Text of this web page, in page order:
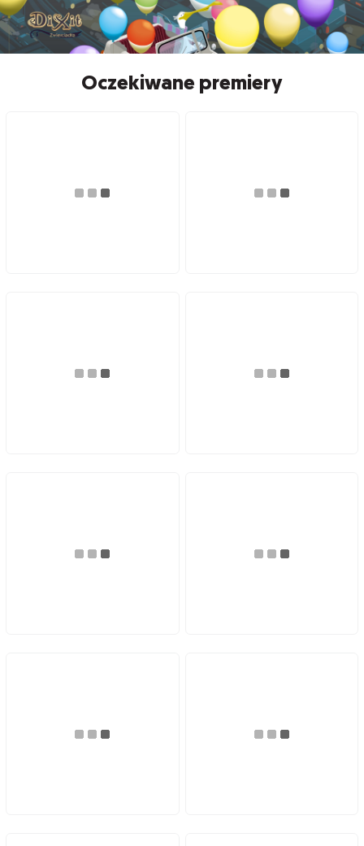
Oczekiwane premiery